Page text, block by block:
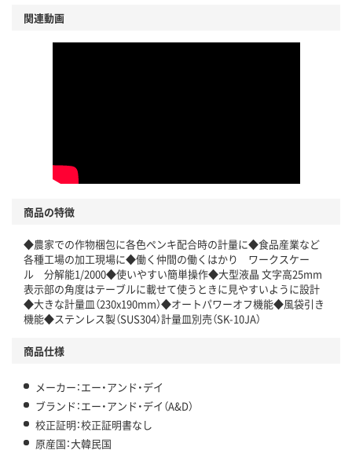
関連動画
商品の特徴
◆農家での作物梱包に各色ペンキ配合時の計量に◆食品産業など
各種工場の加工現場に◆働く仲間の働くはかり ワークスケー
ル 分解能1/2000◆使いやすい簡単操作◆大型液晶 文字高25mm
表示部の角度はテーブルに載せて使うときに見やすいように設計
◆大きな計量皿（230x190mm）◆オートパワーオフ機能◆風袋引き
機能◆ステンレス製（SUS304）計量皿別売（SK-10JA）
商品仕様
メーカー：エー・アンド・デイ
ブランド：エー・アンド・デイ（A&D）
校正証明：校正証明書なし
原産国：大韓民国